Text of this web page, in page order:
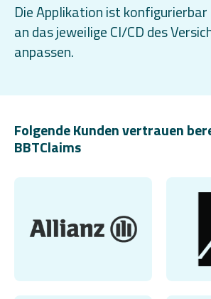
Die Applikation ist
an das jeweilige CI/CD des
anpassen.
Folgende Kunden vertrauen
BBTClaims